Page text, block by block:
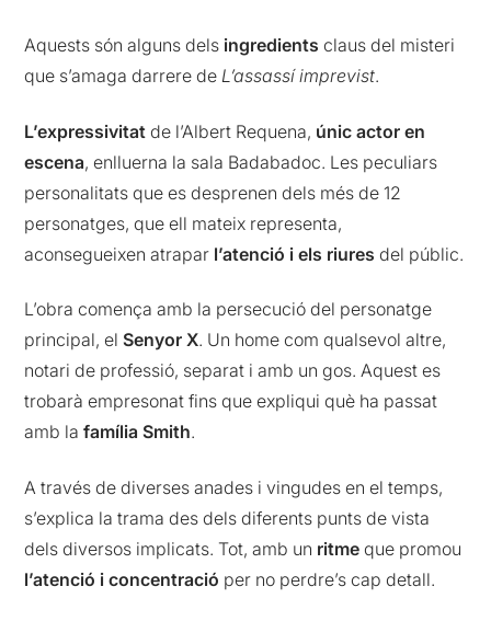
Aquests són alguns dels ingredients claus del misteri
que s’amaga darrere deL’assassí imprevist.
L’expressivitat de l’Albert Requena, únic actor en
escena, enlluerna la sala Badabadoc. Les peculiars
personalitats que es desprenen dels més de 12
personatges, que ell mateix representa,
aconsegueixen atrapar l’atenció i els riures del públic.
L’obra comença amb la persecució del personatge
principal, el Senyor X. Un home com qualsevol altre,
notari de professió, separat i amb un gos. Aquest es
trobarà empresonat fins que expliqui què ha passat
amb lafamília Smith.
A través de diverses anades i vingudes en el temps,
s’explica la trama des dels diferents punts de vista
dels diversos implicats. Tot, amb un ritme que promou
l’atenció i concentració per no perdre’s cap detall.